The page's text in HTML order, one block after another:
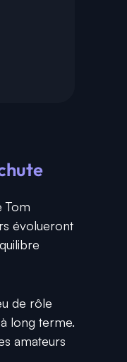
Tom
évolueront
de rôle
long terme.
amateurs